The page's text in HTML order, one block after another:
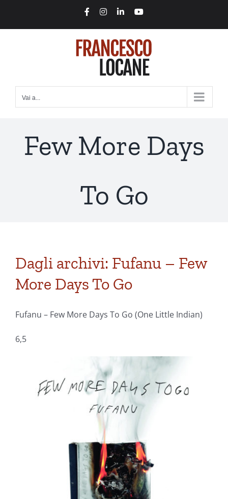
FacebookInstagram
LinkedInYouTube
Vai a...
Few More Days
To Go
Dagli archivi: Fufanu – Few
More Days To Go
Fufanu – Few More Days To Go (One Little Indian)
6,5